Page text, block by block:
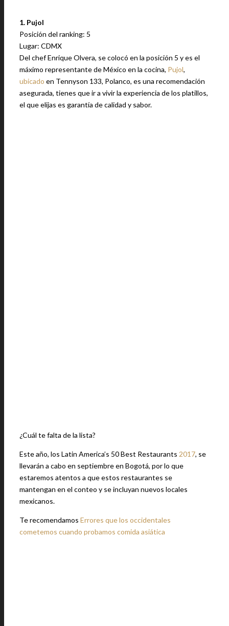
1. Pujol
Posición del ranking: 5
Lugar: CDMX
Del chef Enrique Olvera, se colocó en la posición 5 y es el
máximo representante de México en la cocina, Pujol,
ubicado en Tennyson 133, Polanco, es una recomendación
asegurada, tienes que ir a vivir la experiencia de los platillos,
el que elijas es garantía de calidad y sabor.
¿Cuál te falta de la lista?
Este año, los Latin America’s 50 Best Restaurants 2017, se
llevarán a cabo en septiembre en Bogotá, por lo que
estaremos atentos a que estos restaurantes se
mantengan en el conteo y se incluyan nuevos locales
mexicanos.
Te recomendamos Errores que los occidentales
cometemos cuando probamos comida asiática